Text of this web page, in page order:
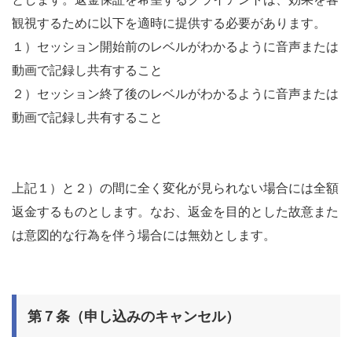
観視するために以下を適時に提供する必要があります。
１）セッション開始前のレベルがわかるように音声または
動画で記録し共有すること
２）セッション終了後のレベルがわかるように音声または
動画で記録し共有すること
上記１）と２）の間に全く変化が見られない場合には全額
返金するものとします。なお、返金を目的とした故意また
は意図的な行為を伴う場合には無効とします。
第７条（申し込みのキャンセル）